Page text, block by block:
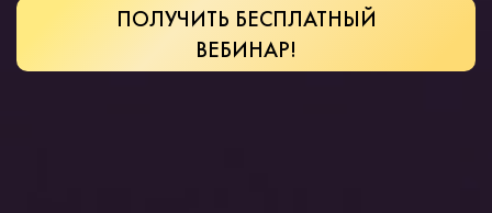
ПОЛУЧИТЬ БЕСПЛАТНЫЙ
ВЕБИНАР!